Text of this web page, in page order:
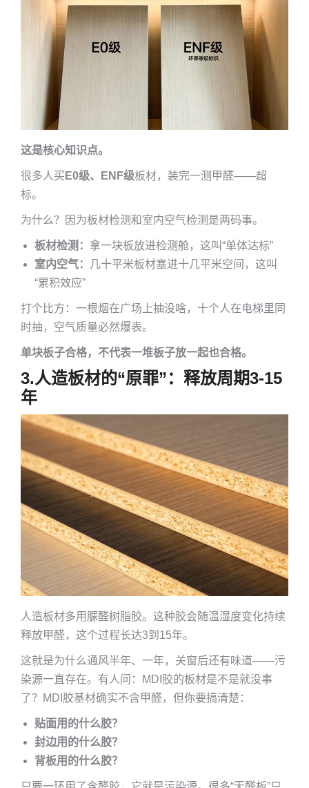
这是核心知识点。
很多人买 E0级、ENF级板材，装完一测甲醛——超
标。
为什么？因为板材检测和室内空气检测是两码事。
板材检测： 拿一块板放进检测舱，这叫“单体达标”
室内空气：
几十平米板材塞进十几平米空间，这叫
“累积效应”
打个比方：一根烟在广场上抽没啥，十个人在电梯里同
时抽，空气质量必然爆表。
单块板子合格，不代表一堆板子放一起也合格。
3.人造板材的“原罪”：释放周期3-15
年
人造板材多用脲醛树脂胶。这种胶会随温湿度变化持续
释放甲醛，这个过程长达3到15年。
这就是为什么通风半年、一年，关窗后还有味道——污
染源一直存在。有人问：MDI胶的板材是不是就没事
了？MDI胶基材确实不含甲醛，但你要搞清楚：
贴面用的什么胶？
封边用的什么胶？
背板用的什么胶？